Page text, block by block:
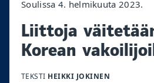
Soulissa 4. helmikuuta 2023.
Liittoja
Korean
TEKSTI HEIKKI JOKINEN